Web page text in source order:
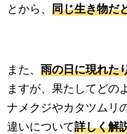
とから、 同じ生き物だ
また、 雨の日に現れた
ますが、果たしてどの
ナメクジやカタツムリ
違いについて詳しく解
食べ物雑学
歴史雑学
生活雑学